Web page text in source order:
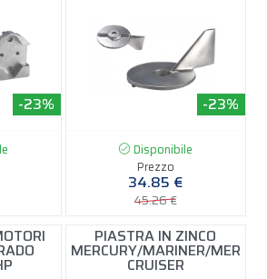
-23% -23%
Disponibile
Prezzo
34.85 €
45.26 €
PIASTRA IN ZINCO
MERCURY/MARINER/MER
CRUISER